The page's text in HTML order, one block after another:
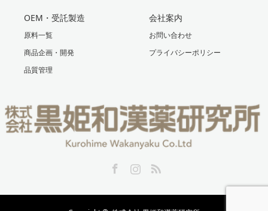
OEM・受託製造
原料一覧
商品企画・開発
品質管理
会社案内
お問い合わせ
プライバシーポリシー